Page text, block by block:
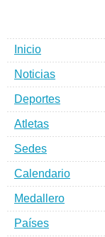
Inicio
Noticias
Deportes
Atletas
Sedes
Calendario
Medallero
Países